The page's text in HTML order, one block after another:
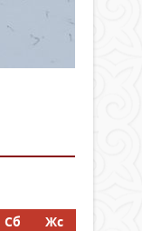
Сб
Жс